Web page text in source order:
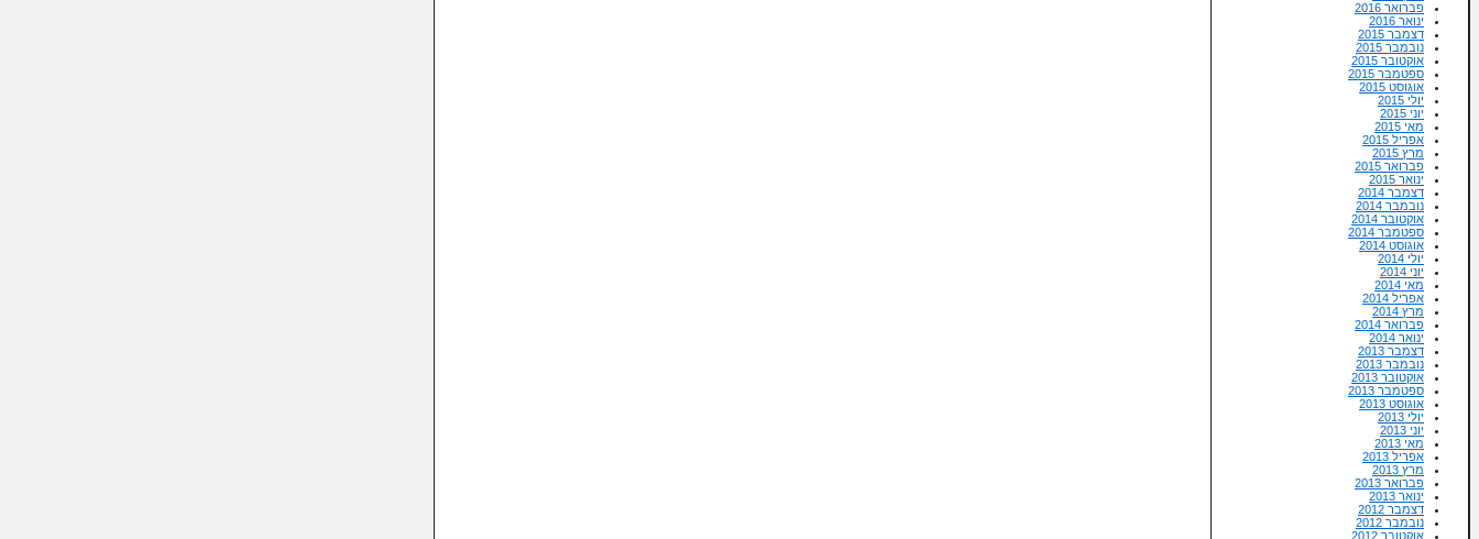
פברואר 2016
ינואר 2016
דצמבר 2015
נובמבר 2015
אוקטובר 2015
ספטמבר 2015
אוגוסט 2015
יולי 2015
יוני 2015
מאי 2015
אפריל 2015
מרץ 2015
פברואר 2015
ינואר 2015
דצמבר 2014
נובמבר 2014
אוקטובר 2014
ספטמבר 2014
אוגוסט 2014
יולי 2014
יוני 2014
מאי 2014
אפריל 2014
מרץ 2014
פברואר 2014
ינואר 2014
דצמבר 2013
נובמבר 2013
אוקטובר 2013
ספטמבר 2013
אוגוסט 2013
יולי 2013
יוני 2013
מאי 2013
אפריל 2013
מרץ 2013
פברואר 2013
ינואר 2013
דצמבר 2012
נובמבר 2012
אוקטובר 2012